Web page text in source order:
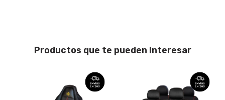
Productos que te pueden interesar